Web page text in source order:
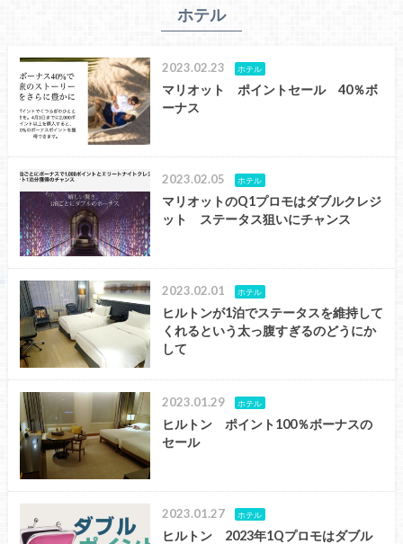
ホテル
2023.02.23 ホテル
マリオット ポイントセール 40％ボ
ーナス
2023.02.05 ホテル
マリオットのQ1プロモはダブルクレジ
ット ステータス狙いにチャンス
2023.02.01 ホテル
ヒルトンが1泊でステータスを維持して
くれるという太っ腹すぎるのどうにか
して
2023.01.29 ホテル
ヒルトン ポイント100％ボーナスの
セール
2023.01.27 ホテル
ヒルトン 2023年1Qプロモはダブル